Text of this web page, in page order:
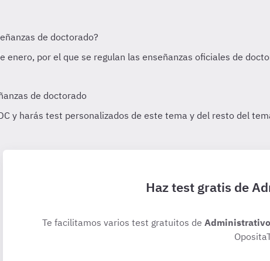
Haz test gratis de
Te facilitamos varios test gratuitos de